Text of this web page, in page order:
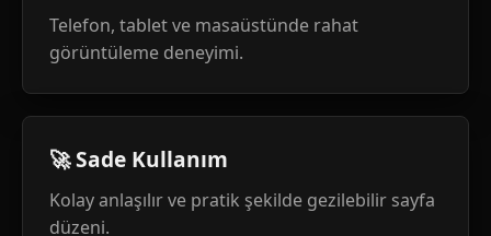
Telefon, tablet ve masaüstünde rahat
görüntüleme deneyimi.
🚀 Sade Kullanım
Kolay anlaşılır ve pratik şekilde gezilebilir sayfa
düzeni.